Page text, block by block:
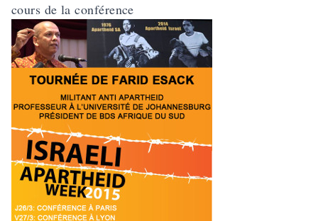
cours de la conférence